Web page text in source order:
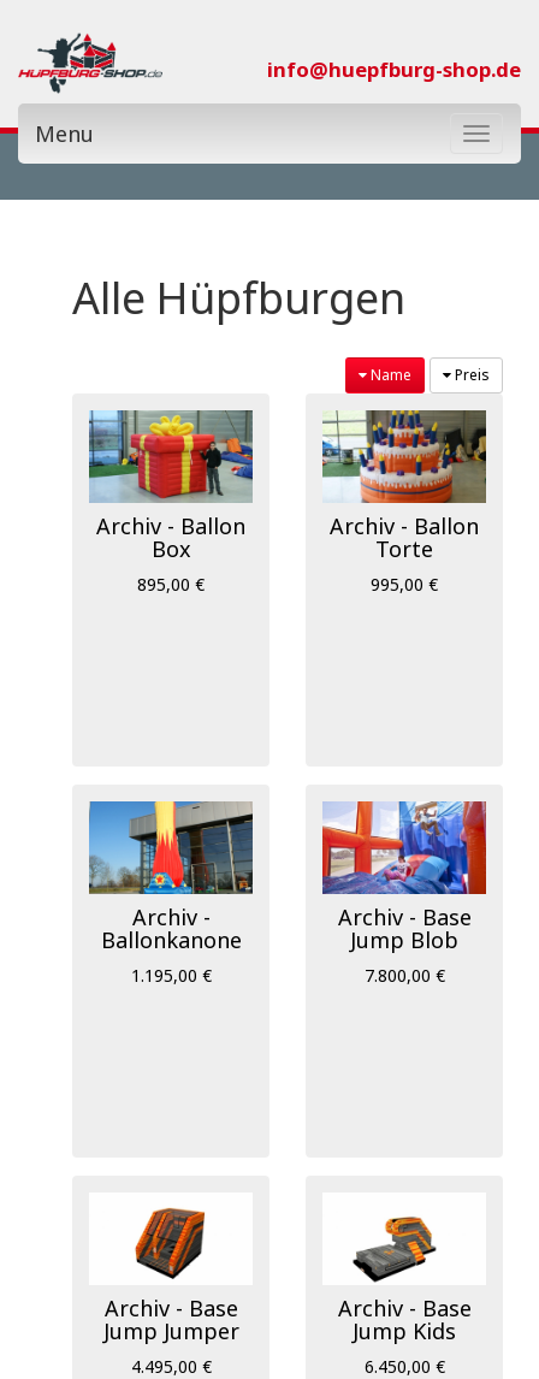
info@huepfburg-shop.de
Menu
Toggle
Themenwelt:
€26.500
6.625 19.875
Alle Hüpfburgen
Name Preis
Archiv - Ballon
Box
895,00 €
Archiv - Ballon
Torte
995,00 €
Archiv -
Ballonkanone
1.195,00 €
Archiv - Base
Jump Blob
7.800,00 €
Archiv - Base
Jump Jumper
4.495,00 €
Archiv - Base
Jump Kids
6.450,00 €